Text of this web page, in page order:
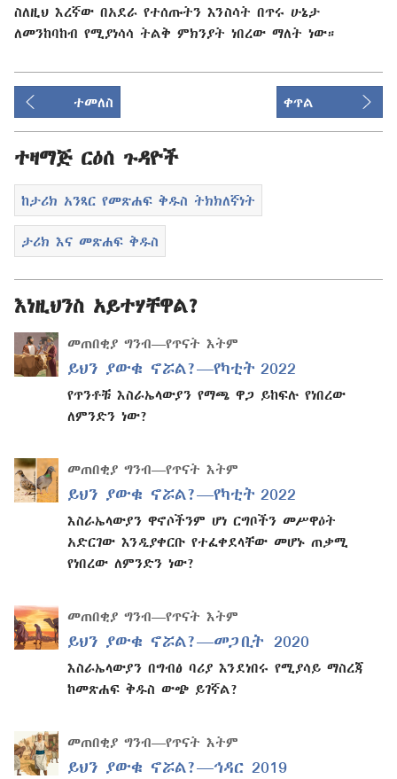
ስለዚህ እረኛው በአደራ የተሰጡትን እንስሳት በጥሩ ሁኔታ
ለመንከባከብ የሚያነሳሳ ትልቅ ምክንያት ነበረው ማለት ነው።
ተመለስ ቀጥል
ተዛማጅ ርዕሰ ጉዳዮች
ከታሪክ አንጻር የመጽሐፍ ቅዱስ ትክክለኛነት
ታሪክ እና መጽሐፍ ቅዱስ
እነዚህንስ አይተሃቸዋል?
መጠበቂያ ግንብ—የጥናት እትም
ይህን ያውቁ ኖሯል?—የካቲት 2022
የጥንቶቹ እስራኤላውያን የማጫ ዋጋ ይከፍሉ የነበረው
ለምንድን ነው?
መጠበቂያ ግንብ—የጥናት እትም
ይህን ያውቁ ኖሯል?—የካቲት 2022
እስራኤላውያን ዋኖሶችንም ሆነ ርግቦችን መሥዋዕት
አድርገው እንዲያቀርቡ የተፈቀደላቸው መሆኑ ጠቃሚ
የነበረው ለምንድን ነው?
መጠበቂያ ግንብ—የጥናት እትም
ይህን ያውቁ ኖሯል?—መጋቢት 2020
እስራኤላውያን በግብፅ ባሪያ እንደነበሩ የሚያሳይ ማስረጃ
ከመጽሐፍ ቅዱስ ውጭ ይገኛል?
መጠበቂያ ግንብ—የጥናት እትም
ይህን ያውቁ ኖሯል?—ኅዳር 2019